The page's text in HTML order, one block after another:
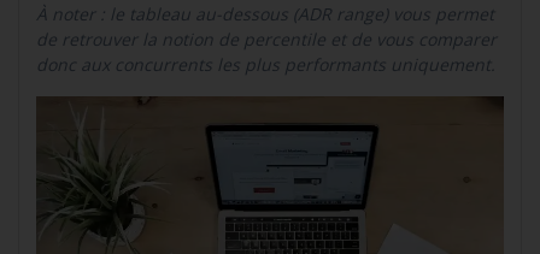
À noter : le tableau au-dessous (ADR range) vous permet
de retrouver la notion de percentile et de vous comparer
donc aux concurrents les plus performants uniquement.